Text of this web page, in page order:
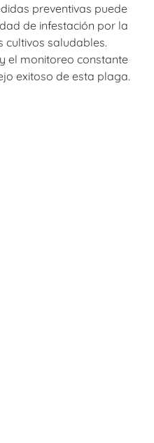
preventivas puede
de infestación por la
cultivos saludables.
el monitoreo constante
exitoso de esta plaga.